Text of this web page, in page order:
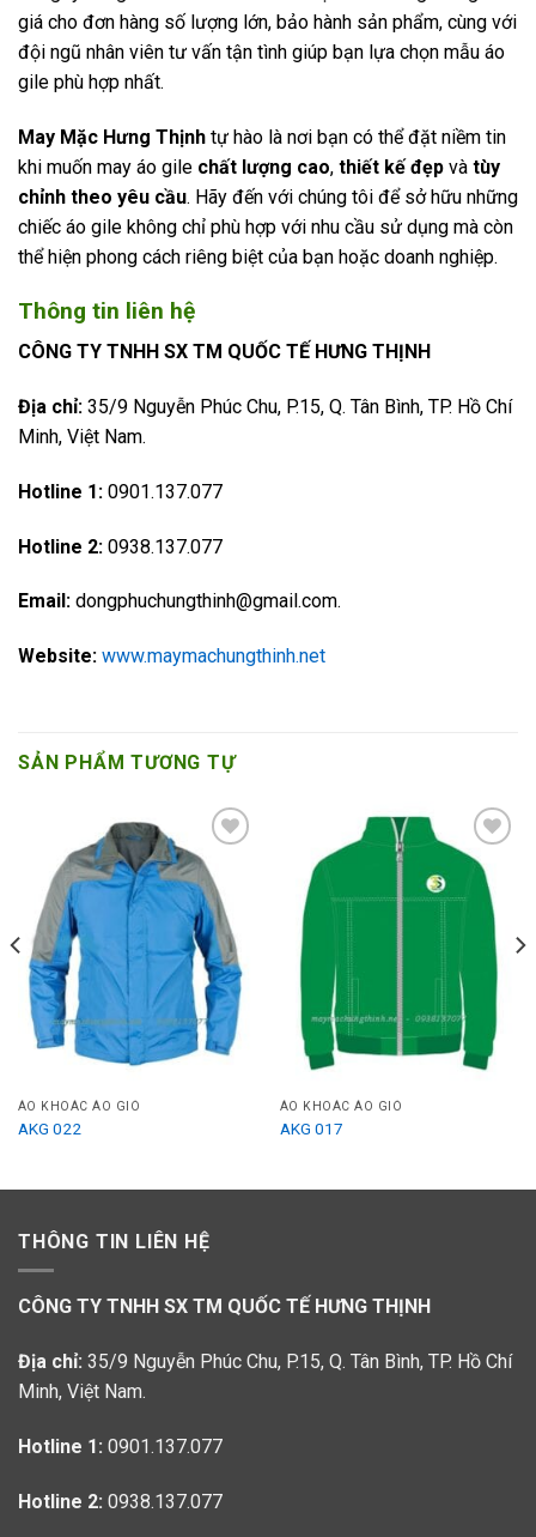
giá cho đơn hàng số lượng lớn, bảo hành sản phẩm, cùng với
đội ngũ nhân viên tư vấn tận tình giúp bạn lựa chọn mẫu áo
gile phù hợp nhất.
May Mặc Hưng Thịnh tự hào là nơi bạn có thể đặt niềm tin
khi muốn may áo gile chất lượng cao, thiết kế đẹp và tùy
chỉnh theo yêu cầu. Hãy đến với chúng tôi để sở hữu những
chiếc áo gile không chỉ phù hợp với nhu cầu sử dụng mà còn
thể hiện phong cách riêng biệt của bạn hoặc doanh nghiệp.
Thông tin liên hệ
CÔNG TY TNHH SX TM QUỐC TẾ HƯNG THỊNH
Địa chỉ: 35/9 Nguyễn Phúc Chu, P.15, Q. Tân Bình, TP. Hồ Chí
Minh, Việt Nam.
Hotline 1: 0901.137.077
Hotline 2: 0938.137.077
Email: dongphuchungthinh@gmail.com.
Website: www.maymachungthinh.net
SẢN PHẨM TƯƠNG TỰ
Add to
Wishlist
ÁO KHOÁC ÁO GIÓ
AKG 022
Add to
Wishlist
ÁO KHOÁC ÁO GIÓ
AKG 017
THÔNG TIN LIÊN HỆ
CÔNG TY TNHH SX TM QUỐC TẾ HƯNG THỊNH
Địa chỉ: 35/9 Nguyễn Phúc Chu, P.15, Q. Tân Bình, TP. Hồ Chí
Minh, Việt Nam.
Hotline 1: 0901.137.077
Hotline 2: 0938.137.077